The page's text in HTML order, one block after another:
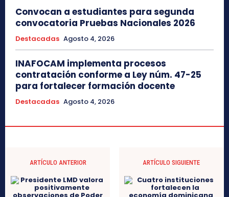
Convocan a estudiantes para segunda
convocatoria Pruebas Nacionales 2026
Destacadas Agosto 4, 2026
INAFOCAM implementa procesos
contratación conforme a Ley núm. 47-25
para fortalecer formación docente
Destacadas Agosto 4, 2026
ARTÍCULO ANTERIOR ARTÍCULO SIGUIENTE